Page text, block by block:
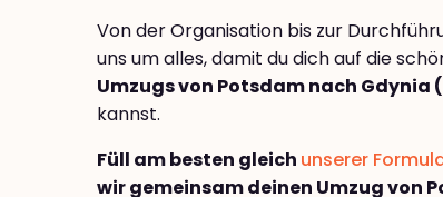
Von der Organisation bis zur
uns um alles, damit du dich auf die
Umzugs von Potsdam nach Gdynia
kannst.
Füll am besten gleich unserer
wir gemeinsam deinen Umzug von